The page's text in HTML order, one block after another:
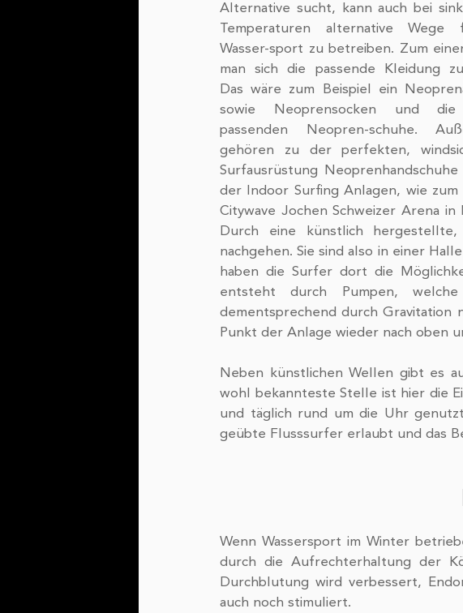
Alternative sucht, kann auch bei
Temperaturen alternative Wege
Wasser-sport zu betreiben. Zum
man sich die passende Kleidung
Das wäre zum Beispiel ein
sowie Neoprensocken und die
passenden Neopren-schuhe.
gehören zu der perfekten,
Surfausrüstung
der Indoor Surfing Anlagen, wie
Citywave Jochen Schweizer Arena
Durch eine künstlich
nachgehen. Sie sind also in einer
haben die Surfer dort die
entsteht durch Pumpen,
dementsprechend durch Gravitation
Punkt der Anlage wieder nach oben
Neben künstlichen Wellen gibt es
wohl bekannteste Stelle ist hier die
und täglich rund um die Uhr
geübte Flusssurfer erlaubt und das
Wenn Wassersport im Winter
durch die Aufrechterhaltung der
Durchblutung wird verbessert,
auch noch stimuliert.